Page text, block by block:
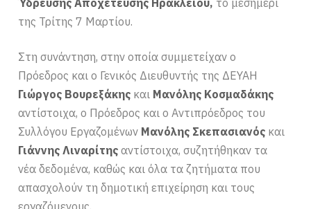
Ύδρευσης Αποχέτευσης Ηρακλείου, το μεσημέρι
της Τρίτης 7 Μαρτίου.
Στη συνάντηση, στην οποία συμμετείχαν ο
Πρόεδρος και ο Γενικός Διευθυντής της ΔΕΥΑΗ
Γιώργος Βουρεξάκης και Μανόλης Κοσμαδάκης
αντίστοιχα, ο Πρόεδρος και ο Αντιπρόεδρος του
Συλλόγου Εργαζομένων Μανόλης Σκεπασιανός και
Γιάννης Λιναρίτης αντίστοιχα, συζητήθηκαν τα
νέα δεδομένα, καθώς και όλα τα ζητήματα που
απασχολούν τη δημοτική επιχείρηση και τους